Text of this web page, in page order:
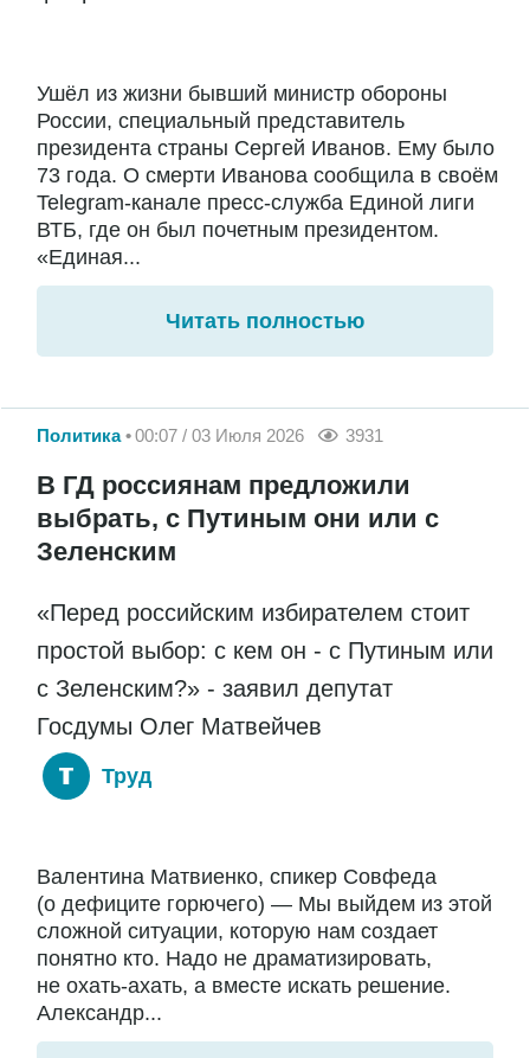
Ушёл из жизни бывший министр обороны
России, специальный представитель
президента страны Сергей Иванов. Ему было
73 года. О смерти Иванова сообщила в своём
Telegram-канале пресс-служба Единой лиги
ВТБ, где он был почетным президентом.
«Единая...
Читать полностью
Политика 00:07 / 03 Июля 2026 3931
В ГД россиянам предложили
выбрать, с Путиным они или с
Зеленским
«Перед российским избирателем стоит
простой выбор: с кем он - с Путиным или
с Зеленским?» - заявил депутат
Госдумы Олег Матвейчев
Труд
Валентина Матвиенко, спикер Совфеда
(о дефиците горючего) — Мы выйдем из этой
сложной ситуации, которую нам создает
понятно кто. Надо не драматизировать,
не охать-ахать, а вместе искать решение.
Александр...